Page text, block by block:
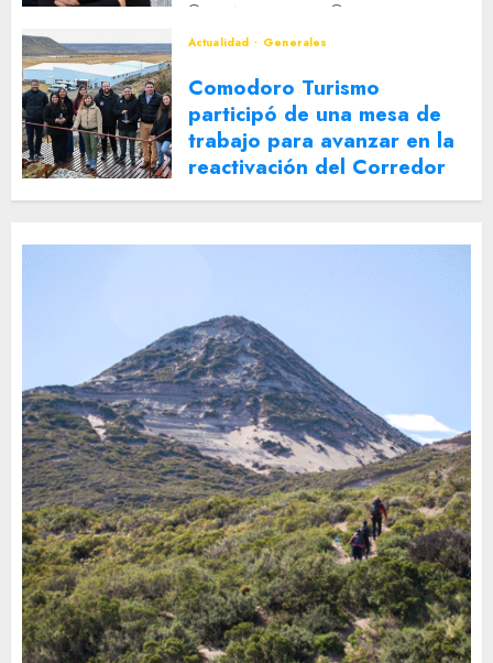
2 DE AGOSTO DE 2026
Actualidad
Generales
Comodoro Turismo
participó de una mesa de
trabajo para avanzar en la
reactivación del Corredor
Turístico Integrado